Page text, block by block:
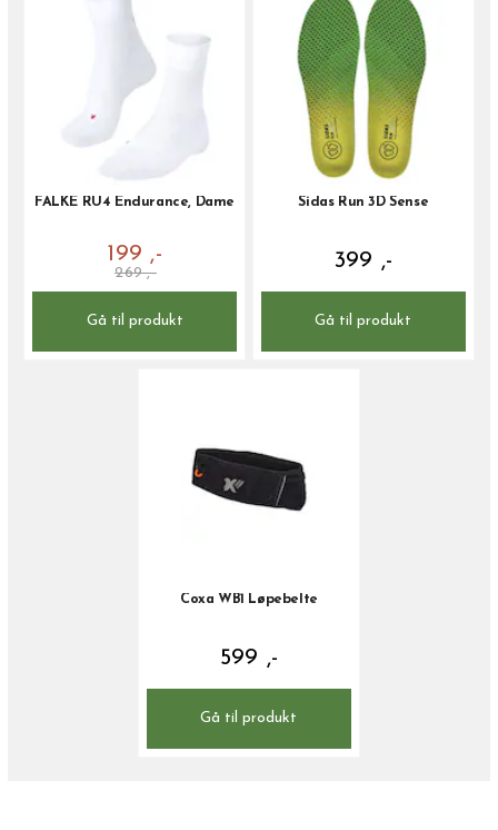
FALKE RU4 Endurance, Dame
199 ,-
269 ,-
Gå til produkt
Sidas Run 3D Sense
399 ,-
Gå til produkt
Coxa WB1 Løpebelte
599 ,-
Gå til produkt